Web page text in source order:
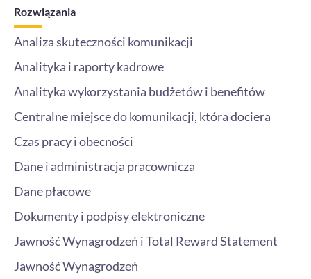
o
k
r
-
i
Rozwiązania
Analiza skuteczności komunikacji
Analityka i raporty kadrowe
Analityka wykorzystania budżetów i benefitów
Centralne miejsce do komunikacji, która dociera
Czas pracy i obecności
Dane i administracja pracownicza
Dane płacowe
Dokumenty i podpisy elektroniczne
Jawność Wynagrodzeń i Total Reward Statement
Jawność Wynagrodzeń